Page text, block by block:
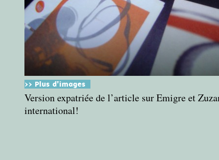
>> Plus d'images
Version expatriée de l’article sur Emigre et
international!